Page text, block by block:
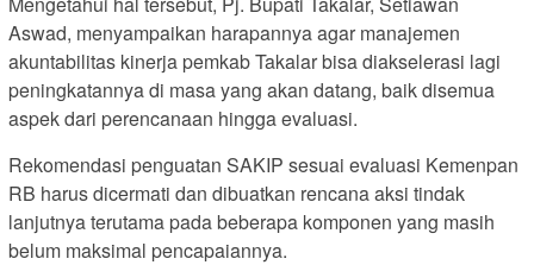
Aswad, menyampaikan harapannya agar manajemen
akuntabilitas kinerja pemkab Takalar bisa diakselerasi lagi
peningkatannya di masa yang akan datang, baik disemua
aspek dari perencanaan hingga evaluasi.
Rekomendasi penguatan SAKIP sesuai evaluasi Kemenpan
RB harus dicermati dan dibuatkan rencana aksi tindak
lanjutnya terutama pada beberapa komponen yang masih
belum maksimal pencapaiannya.